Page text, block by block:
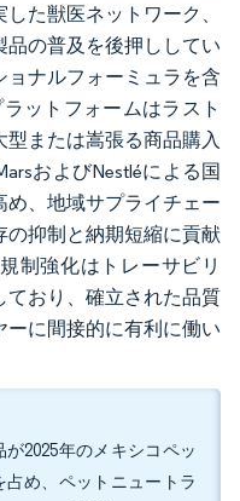
た獣医ネットワーク、
の普及を後押ししてい
ョナルフォーミュラを含
ットフォームはラスト
または嵩張る商品購入
およびNestléによる国
、地域サプライチェー
の抑制と納期短縮に貢献
制強化はトレーサビリ
ており、確立された品質
に間接的に有利に働い
2025年のメキシコペッ
占め、ペットニュートラ